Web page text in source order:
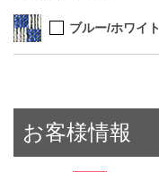
ブルー/ホワイト
お客様情報